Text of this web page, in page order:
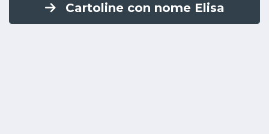
Cartoline con nome Elisa